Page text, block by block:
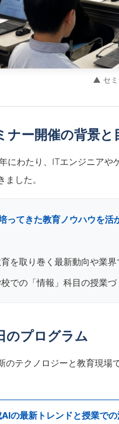
▲ セミ
ナー開催の背景と
にわたり、ITエンジニアや
ました。
ってきた教育ノウハウを活
を取り巻く最新動向や業
での「情報」科目の授業
のプログラム
のテクノロジーと教育現場
の最新トレンドと授業で